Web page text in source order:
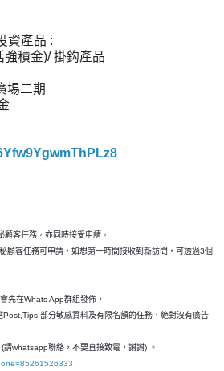
資產品 :
強積金)/ 掛鈎產品
埸二期
客任務，亦同時接受申請，
顧客任務可申請，如想第一時間接收到新訪問，可透過3個
先在Whats App群組發佈，
部分敏感資料及有限名額的任務，絶對沒有廣告
whatsapp聯絡，不要直接致電，謝謝) 。